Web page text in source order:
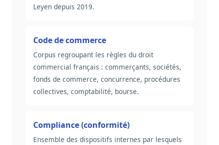
Leyen depuis 2019.
Code de commerce
Corpus regroupant les règles du droit
commercial français : commerçants, sociétés,
fonds de commerce, concurrence, procédures
collectives, comptabilité, bourse.
Compliance (conformité)
Ensemble des dispositifs internes par lesquels